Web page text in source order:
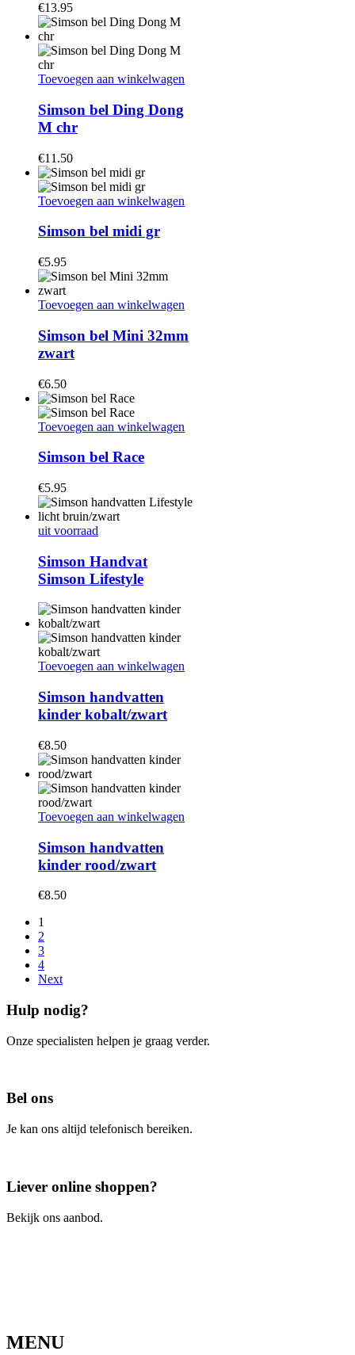
€13.95
Toevoegen aan winkelwagen
Simson bel Ding Dong
M chr
€11.50
Toevoegen aan winkelwagen
Simson bel midi gr
€5.95
Toevoegen aan winkelwagen
Simson bel Mini 32mm
zwart
€6.50
Toevoegen aan winkelwagen
Simson bel Race
€5.95
uit voorraad
Simson Handvat
Simson Lifestyle
Toevoegen aan winkelwagen
Simson handvatten
kinder kobalt/zwart
€8.50
Toevoegen aan winkelwagen
Simson handvatten
kinder rood/zwart
€8.50
1
2
3
4
Next
Hulp nodig?
Onze specialisten helpen je graag verder.
Bel ons
Je kan ons altijd telefonisch bereiken.
Liever online shoppen?
Bekijk ons aanbod.
MENU